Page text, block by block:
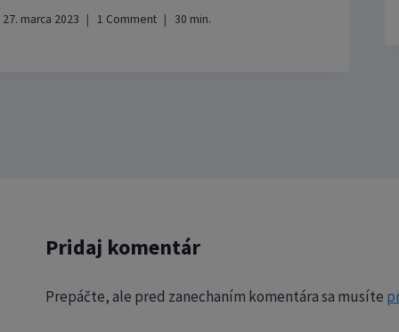
27. marca 2023 1 Comment 30 min.
Pridaj komentár
Prepáčte, ale pred zanechaním komentára sa musíte